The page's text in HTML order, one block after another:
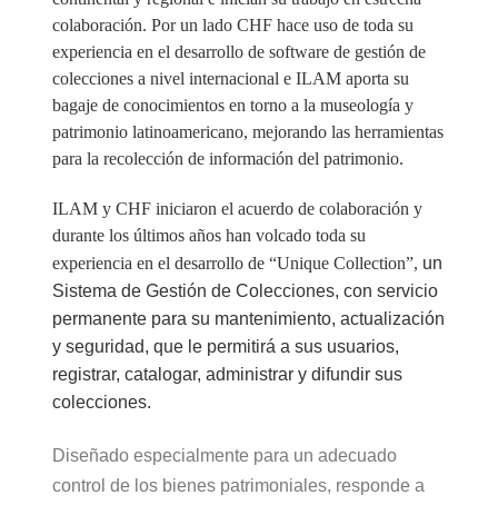
colaboración. Por un lado CHF hace uso de toda su
experiencia en el desarrollo de software de gestión de
colecciones a nivel internacional e ILAM aporta su
bagaje de conocimientos en torno a la museología y
patrimonio latinoamericano, mejorando las herramientas
para la recolección de información del patrimonio.
ILAM y CHF iniciaron el acuerdo de colaboración y
durante los últimos años han volcado toda su
experiencia en el desarrollo de “Unique Collection”, un
Sistema de Gestión de Colecciones, con servicio
permanente para su mantenimiento, actualización
y seguridad, que le permitirá a sus usuarios,
registrar, catalogar, administrar y difundir sus
colecciones.
Diseñado especialmente para un adecuado
control de los bienes patrimoniales, responde a